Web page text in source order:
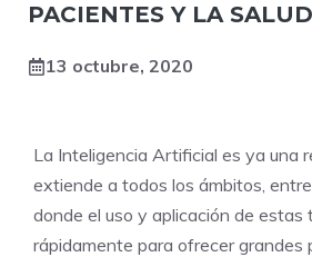
PACIENTES Y LA
13 octubre, 2020
La Inteligencia Artificial es ya una
extiende a todos los ámbitos,
donde el uso y aplicación de
rápidamente para ofrecer grandes